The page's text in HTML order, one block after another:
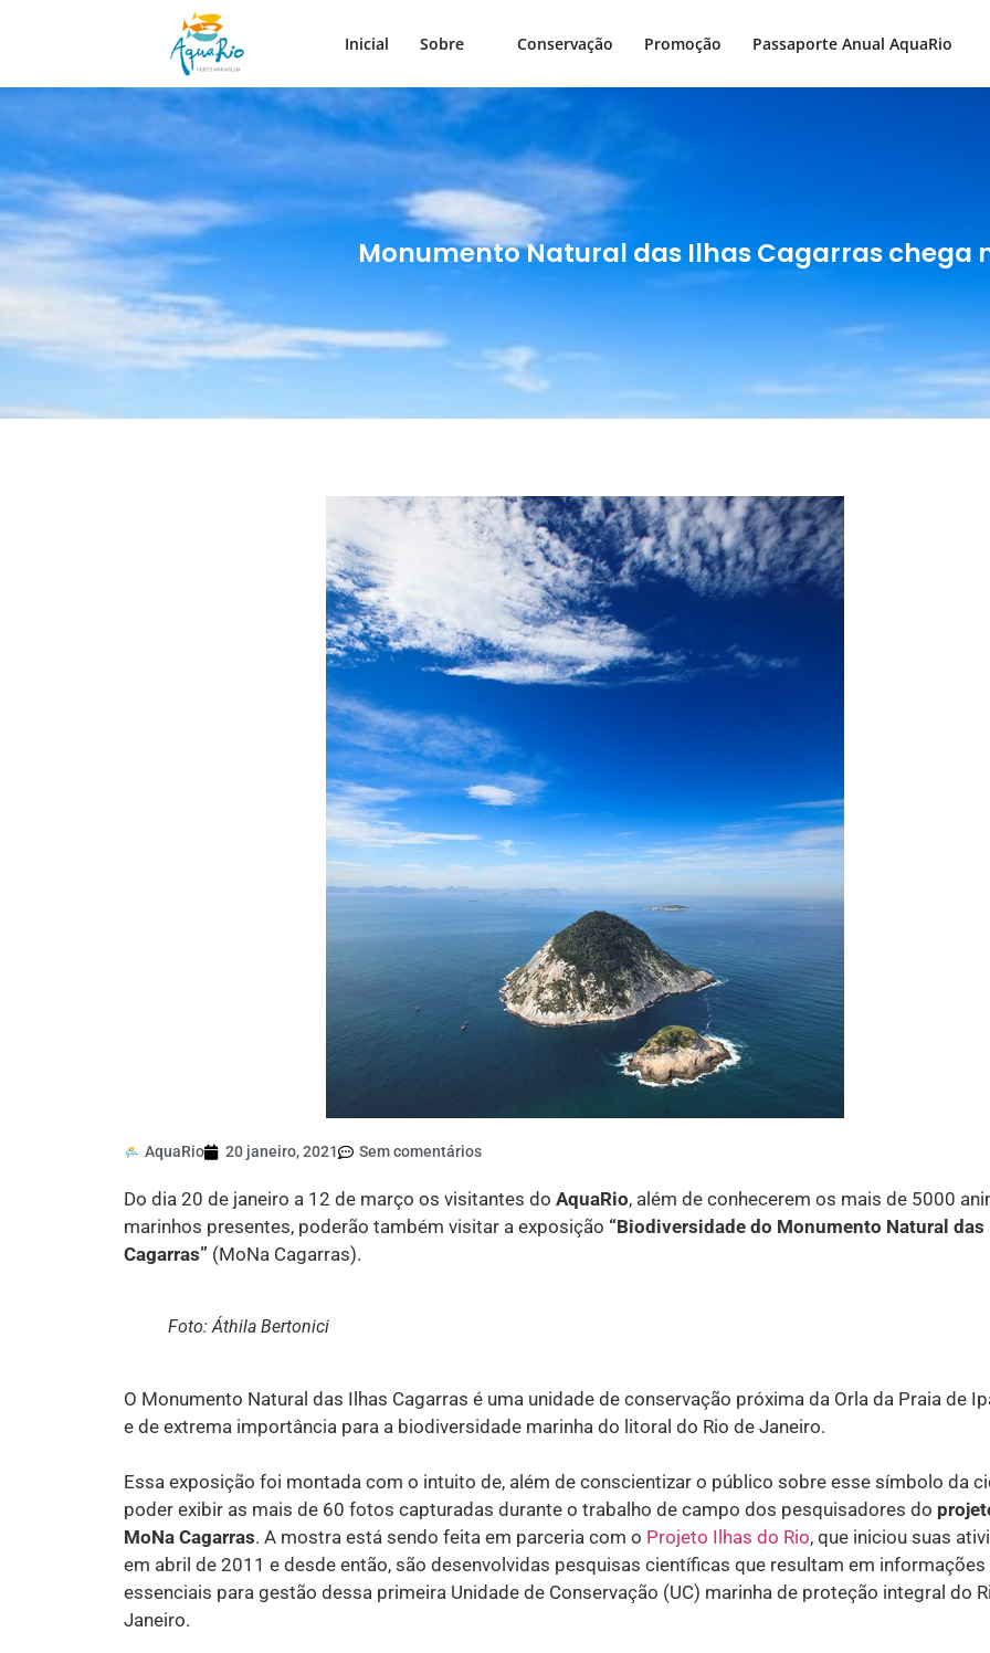
Inicial Sobre Conservação Promoção Passaporte Anual AquaRio
Monumento Natural das Ilhas Cagarras chega
AquaRio 20 janeiro, 2021 Sem comentários
Do dia 20 de janeiro a 12 de março os visitantes do AquaRio, além de conhecerem os mais de 5000
marinhos presentes, poderão também visitar a exposição “Biodiversidade do Monumento Natural das
Cagarras” (MoNa Cagarras).
Foto: Áthila Bertonici
O Monumento Natural das Ilhas Cagarras é uma unidade de conservação próxima da Orla da Praia de
e de extrema importância para a biodiversidade marinha do litoral do Rio de Janeiro.
Essa exposição foi montada com o intuito de, além de conscientizar o público sobre esse símbolo da
poder exibir as mais de 60 fotos capturadas durante o trabalho de campo dos pesquisadores do
MoNa Cagarras. A mostra está sendo feita em parceria com o Projeto Ilhas do Rio, que iniciou suas
em abril de 2011 e desde então, são desenvolvidas pesquisas científicas que resultam em informações
essenciais para gestão dessa primeira Unidade de Conservação (UC) marinha de proteção integral do
Janeiro.